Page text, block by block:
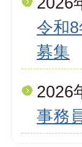
令和
募集
2026
事務